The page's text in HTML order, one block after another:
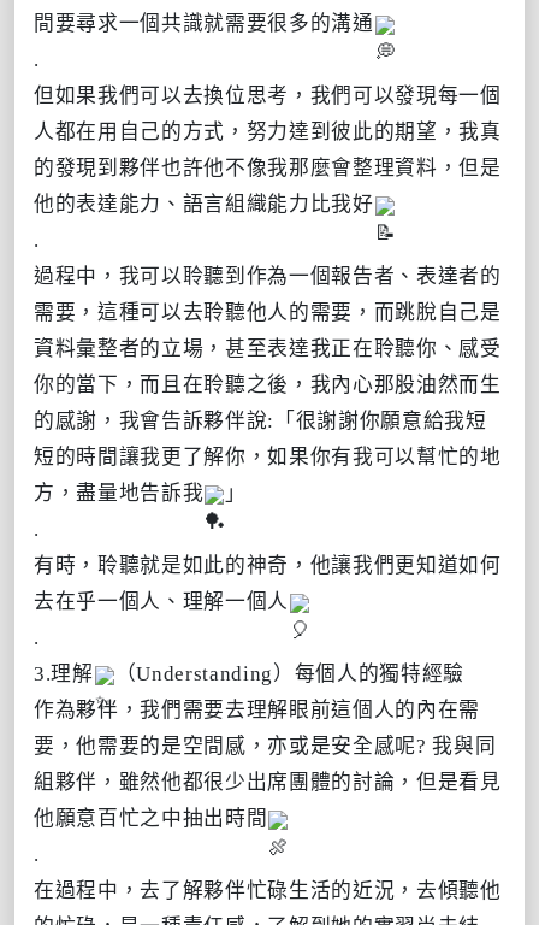
間要尋求一個共識就需要很多的溝通
.
但如果我們可以去換位思考，我們可以發現每一個
人都在用自己的方式，努力達到彼此的期望，我真
的發現到夥伴也許他不像我那麼會整理資料，但是
他的表達能力、語言組織能力比我好
.
過程中，我可以聆聽到作為一個報告者、表達者的
需要，這種可以去聆聽他人的需要，而跳脫自己是
資料彙整者的立場，甚至表達我正在聆聽你、感受
你的當下，而且在聆聽之後，我內心那股油然而生
的感謝，我會告訴夥伴說:「很謝謝你願意給我短
短的時間讓我更了解你，如果你有我可以幫忙的地
方，盡量地告訴我
」
.
有時，聆聽就是如此的神奇，他讓我們更知道如何
去在乎一個人、理解一個人
.
3.理解
（Understanding）每個人的獨特經驗
作為夥伴，我們需要去理解眼前這個人的內在需
要，他需要的是空間感，亦或是安全感呢? 我與同
組夥伴，雖然他都很少出席團體的討論，但是看見
他願意百忙之中抽出時間
.
在過程中，去了解夥伴忙碌生活的近況，去傾聽他